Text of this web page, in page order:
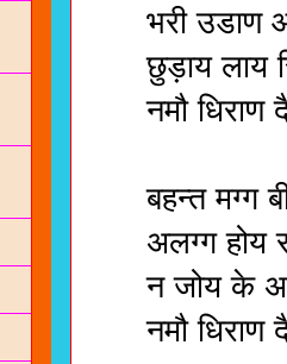
भरी उडाण
छुड़ाय लाय
नमौ धिराण
बहन्त मग्ग
अलग्ग होय
न जोय के
नमौ धिराण